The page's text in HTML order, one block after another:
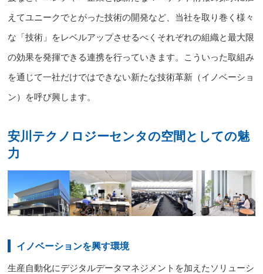
えてユニークでとがった技術の開発など 、当社を取り巻く様々
な「技術」をレベルアップさせるべくそれぞれの組織と最大限
の効果を発揮できる連携を行っていきます。こういった取組み
を通じて一社だけではできない新たな技術革新（イノベーショ
ン）を呼び興します。
安川テクノロジーセンタの空間としての魅
力
イノベーションを興す環境
生産自動化にデジタルデータマネジメントを加えたソリューシ